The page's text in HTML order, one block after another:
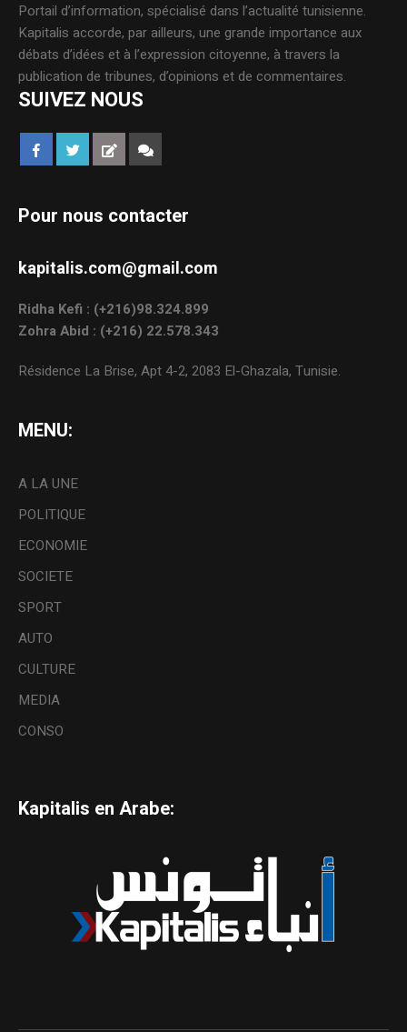
Portail d’information, spécialisé dans l’actualité tunisienne.
Kapitalis accorde, par ailleurs, une grande importance aux
débats d’idées et à l’expression citoyenne, à travers la
publication de tribunes, d’opinions et de commentaires.
SUIVEZ NOUS
Pour nous contacter
kapitalis.com@gmail.com
Ridha Kefi : (+216)98.324.899
Zohra Abid : (+216) 22.578.343
Résidence La Brise, Apt 4-2, 2083 El-Ghazala, Tunisie.
MENU:
A LA UNE
POLITIQUE
ECONOMIE
SOCIETE
SPORT
AUTO
CULTURE
MEDIA
CONSO
Kapitalis en Arabe: